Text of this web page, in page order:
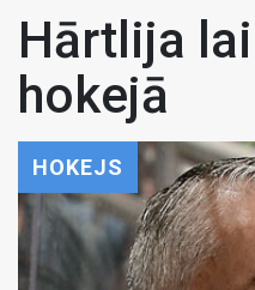
Hārtlija
hokejā
HOKEJS